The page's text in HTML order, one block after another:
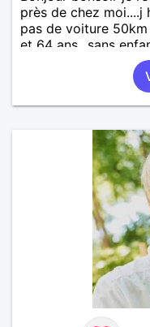
près de chez moi....j
pas de voiture
et 64 ans...sans
adultes et qui n
une où plusieurs
recherche ecrivez